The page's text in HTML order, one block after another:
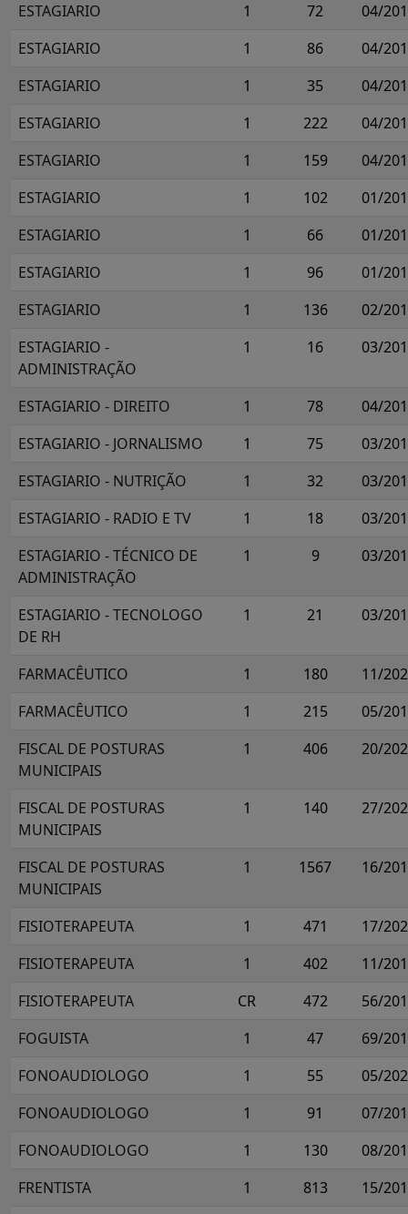
ESTAGIARIO 1 72
04/
ESTAGIARIO
1 86
04/
ESTAGIARIO
1 35
04/
ESTAGIARIO
1 222
04/
ESTAGIARIO
1 159
04/
ESTAGIARIO
1 102
01/
ESTAGIARIO
1 66
01/
ESTAGIARIO
1 96
01/
ESTAGIARIO
1 136
02/
ESTAGIARIO -
ADMINISTRAÇÃO
1 16 03/
ESTAGIARIO - DIREITO 1 78
04/
ESTAGIARIO - JORNALISMO
1 75
03/
ESTAGIARIO - NUTRIÇÃO
1 32
03/
ESTAGIARIO - RADIO E TV
1 18
03/
ESTAGIARIO - TÉCNICO DE
ADMINISTRAÇÃO
1 9 03/
ESTAGIARIO - TECNOLOGO
DE RH
1 21 03/
FARMACÊUTICO 1 180
11/
FARMACÊUTICO
1 215
05/
FISCAL DE POSTURAS
MUNICIPAIS
1 406 20/
FISCAL DE POSTURAS
MUNICIPAIS
1 140 27/
FISCAL DE POSTURAS
MUNICIPAIS
1 1567 16/
FISIOTERAPEUTA 1 471
17/
FISIOTERAPEUTA
1 402
11/
FISIOTERAPEUTA
CR 472
56/
FOGUISTA
1 47
69/
FONOAUDIOLOGO
1 55
05/
FONOAUDIOLOGO
1 91
07/
FONOAUDIOLOGO
1 130
08/
FRENTISTA
1 813
15/